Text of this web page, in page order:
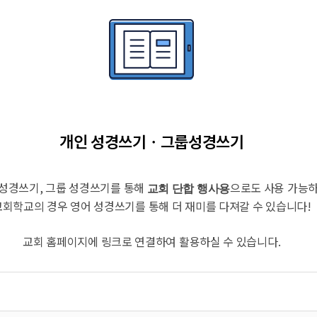
개인 성경쓰기ㆍ그룹성경쓰기
경쓰기, 그룹 성경쓰기를 통해 교회 단합 행사용으로도 사용 가능
학교의 경우 영어 성경쓰기를 통해 더 재미를 다져갈 수 있습니다!
교회 홈페이지에 링크로 연결하여 활용하실 수 있습니다.